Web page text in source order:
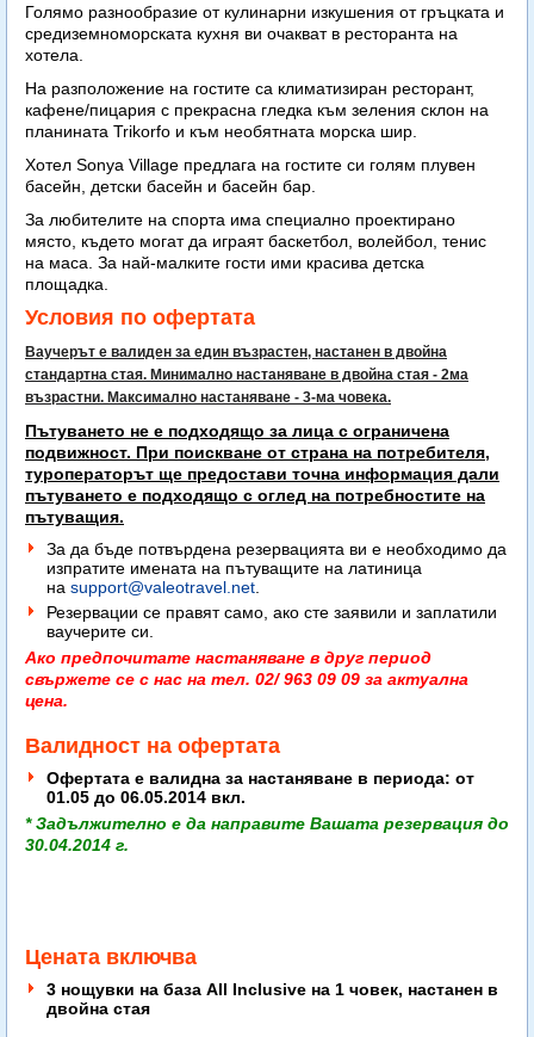
Голямо разнообразие от кулинарни изкушения от гръцката и
средиземноморската кухня ви очакват в ресторанта на
хотела.
На разположение на гостите са климатизиран ресторант,
кафене/пицария с прекрасна гледка към зеления склон на
планината Trikorfo и към необятната морска шир.
Хотел Sonya Village предлага на гостите си голям плувен
басейн, детски басейн и басейн бар.
За любителите на спорта има специално проектирано
място, където могат да играят баскетбол, волейбол, тенис
на маса. За най-малките гости ими красива детска
площадка.
Условия по офертата
Ваучерът е валиден за един възрастен, настанен в двойна
стандартна стая. Минимално настаняване в двойна стая - 2ма
възрастни. Максимално настаняване - 3-ма човека.
Пътуването не е подходящо за лица с ограничена
подвижност. При поискване от страна на потребителя,
туроператорът ще предостави точна информация дали
пътуването е подходящо с оглед на потребностите на
пътуващия.
За да бъде потвърдена резервацията ви е необходимо да
изпратите имената на пътуващите на латиница
на support@valeotravel.net
Резервации се правят само, ако сте заявили и заплатили
ваучерите си.
Ако предпочитате настаняване в друг период
свържете се с нас на тел. 02/ 963 09 09 за актуална
цена.
Валидност на офертата
Офертата е валидна за настаняване в периода: от
01.05 до 06.05.2014 вкл.
* Задължително е да направите Вашата резервация до
30.04.2014 г.
Цената включва
3 нощувки на база All Inclusive на 1 човек, настанен в
двойна стая